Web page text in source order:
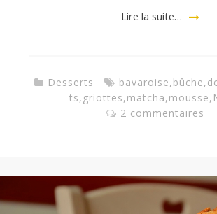
Lire la suite…
Desserts bavaroise,bûche,
ts, griottes,matcha,mousse,
2 commentaires